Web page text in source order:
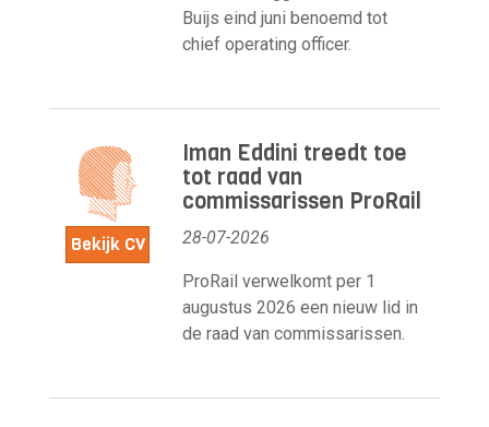
Buijs eind juni benoemd tot
chief operating officer.
Bekijk CV
Iman Eddini treedt toe
tot raad van
commissarissen ProRail
28-07-2026
ProRail verwelkomt per 1
augustus 2026 een nieuw lid in
de raad van commissarissen.